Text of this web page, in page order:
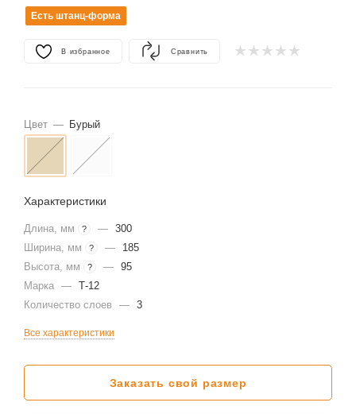
Есть штанц-форма
В избранное Сравнить
Цвет — Бурый
Характеристики
Длина, мм ? — 300
Ширина, мм
? —
185
Высота, мм
? — 95
Марка — Т-12
Количество слоев
— 3
Все характеристики
Заказать свой размер